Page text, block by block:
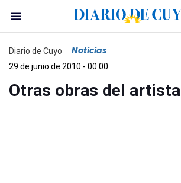
Diario de Cuyo Noticias
29 de junio de 2010 - 00:00
Otras obras del artista